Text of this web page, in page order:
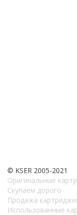
© KSER 2005-2021
Оригинальные
Скупаем дорого
Продажа
Использованные